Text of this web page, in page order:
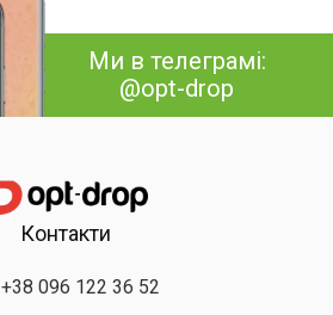
Ми в телеграмі:
@opt-drop
Контакти
+38 096 122 36 52